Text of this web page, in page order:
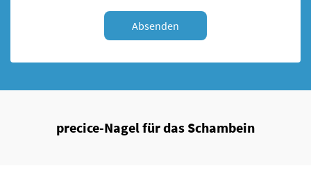
Absenden
precice-Nagel für das Schambein